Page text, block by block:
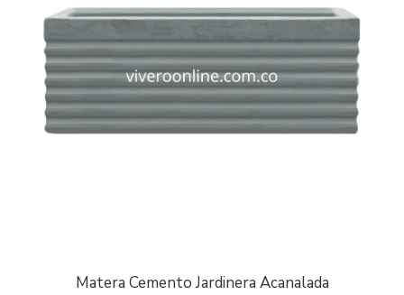
Matera Cemento Jardinera Acanalada